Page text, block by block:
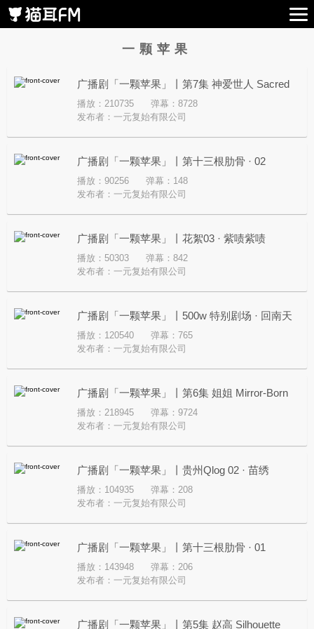
一颗苹果
广播剧「一颗苹果」丨第7集 神爱世人 Sacred
gaze
播放：210735
弹幕：8728
发布者： 一元复始有限公司
广播剧「一颗苹果」丨第十三根肋骨 · 02
播放：90256
弹幕：148
发布者： 一元复始有限公司
广播剧「一颗苹果」丨花絮03 · 紫啧紫啧
播放：50303
弹幕：842
发布者： 一元复始有限公司
广播剧「一颗苹果」丨500w 特别剧场 · 回南天
Spring thaw
播放：120540
弹幕：765
发布者： 一元复始有限公司
广播剧「一颗苹果」丨第6集 姐姐 Mirror-Born
播放：218945
弹幕：9724
发布者： 一元复始有限公司
广播剧「一颗苹果」丨贵州Qlog 02 · 苗绣
播放：104935
弹幕：208
发布者： 一元复始有限公司
广播剧「一颗苹果」丨第十三根肋骨 · 01
播放：143948
弹幕：206
发布者： 一元复始有限公司
广播剧「一颗苹果」丨第5集 赵高 Silhouette